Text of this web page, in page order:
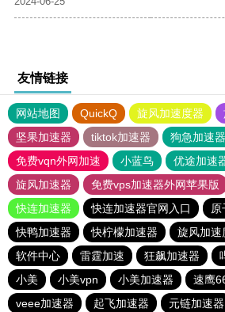
友情链接
网站地图 QuickQ 旋风加速度器
坚果加速器
tiktok加速器
狗急加速
免费vqn外网加速
小蓝鸟 优途加速
旋风加速器
免费vps加速器外网苹果版
快连加速器
快连加速器官网入口
原
快鸭加速器
快柠檬加速器 旋风加速
软件中心
雷霆加速 狂飙加速器
小美
小美vpn 小美加速器 速鹰
veee加速器
起飞加速器 元链加速器